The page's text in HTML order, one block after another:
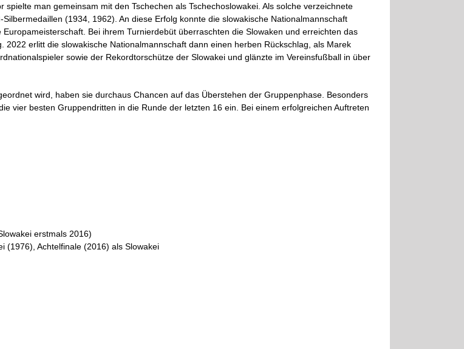
man gemeinsam mit den Tschechen als Tschechoslowakei. Als solche verzeichnete
(1934, 1962). An diese Erfolg konnte die slowakische Nationalmannschaft
Bei ihrem Turnierdebüt überraschten die Slowaken und erreichten das
erlitt die slowakische Nationalmannschaft dann einen herben Rückschlag, als Marek
sowie der Rekordtorschütze der Slowakei und glänzte im Vereinsfußball in über
wird, haben sie durchaus Chancen auf das Überstehen der Gruppenphase. Besonders
vier besten Gruppendritten in die Runde der letzten 16 ein. Bei einem erfolgreichen Auftreten
erstmals 2016)
(1976), Achtelfinale (2016) als Slowakei